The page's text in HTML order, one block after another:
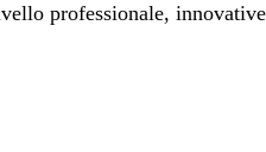
professionale,